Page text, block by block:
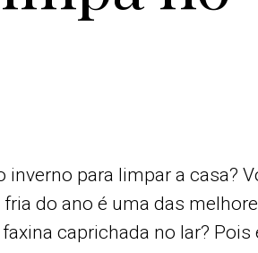
inverno para limpar a casa?
do ano é uma das
caprichada no lar? Pois